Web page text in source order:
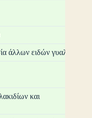
άλλων ειδών γυαλιού,
και